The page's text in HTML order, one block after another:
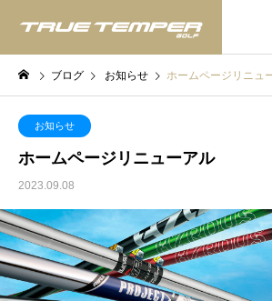
ブログ お知らせ ホームページリニュ
お知らせ
ホームページリニューアル
2023.09.08